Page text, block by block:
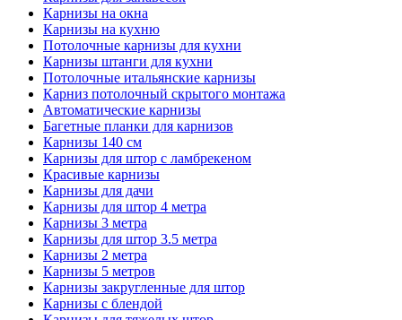
Карнизы на окна
Карнизы на кухню
Потолочные карнизы для кухни
Карнизы штанги для кухни
Потолочные итальянские карнизы
Карниз потолочный скрытого монтажа
Автоматические карнизы
Багетные планки для карнизов
Карнизы 140 см
Карнизы для штор с ламбрекеном
Красивые карнизы
Карнизы для дачи
Карнизы для штор 4 метра
Карнизы 3 метра
Карнизы для штор 3.5 метра
Карнизы 2 метра
Карнизы 5 метров
Карнизы закругленные для штор
Карнизы с блендой